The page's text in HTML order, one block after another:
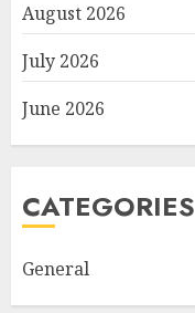
August 2026
July 2026
June 2026
CATEGORIES
General